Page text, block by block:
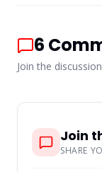
6
Join the
Join
SHARE